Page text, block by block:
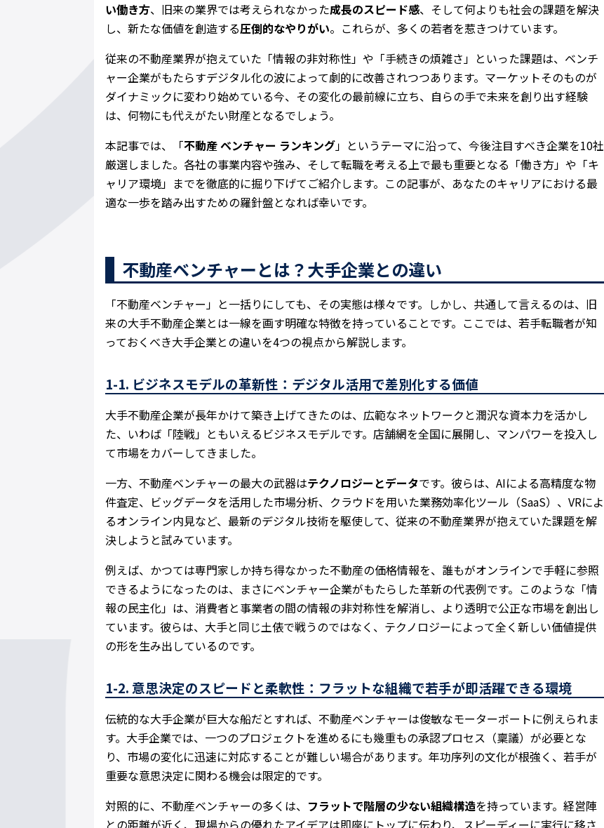
い働き方、旧来の業界では考えられなかった成長のスピード感、そして何よりも社会の課題を解決
し、新たな価値を創造する圧倒的なやりがい。これらが、多くの若者を惹きつけています。
従来の不動産業界が抱えていた「情報の非対称性」や「手続きの煩雑さ」といった課題は、ベンチ
ャー企業がもたらすデジタル化の波によって劇的に改善されつつあります。マーケットそのものが
ダイナミックに変わり始めている今、その変化の最前線に立ち、自らの手で未来を創り出す経験
は、何物にも代えがたい財産となるでしょう。
本記事では、「不動産 ベンチャー ランキング」というテーマに沿って、今後注目すべき企業を10社
厳選しました。各社の事業内容や強み、そして転職を考える上で最も重要となる「働き方」や「キ
ャリア環境」までを徹底的に掘り下げてご紹介します。この記事が、あなたのキャリアにおける最
適な一歩を踏み出すための羅針盤となれば幸いです。
不動産ベンチャーとは？大手企業との違い
「不動産ベンチャー」と一括りにしても、その実態は様々です。しかし、共通して言えるのは、旧
来の大手不動産企業とは一線を画す明確な特徴を持っていることです。ここでは、若手転職者が知
っておくべき大手企業との違いを4つの視点から解説します。
1-1. ビジネスモデルの革新性：デジタル活用で差別化する価値
大手不動産企業が長年かけて築き上げてきたのは、広範なネットワークと潤沢な資本力を活かし
た、いわば「陸戦」ともいえるビジネスモデルです。店舗網を全国に展開し、マンパワーを投入し
て市場をカバーしてきました。
一方、不動産ベンチャーの最大の武器はテクノロジーとデータです。彼らは、AIによる高精度な物
件査定、ビッグデータを活用した市場分析、クラウドを用いた業務効率化ツール（SaaS）、VRによ
るオンライン内見など、最新のデジタル技術を駆使して、従来の不動産業界が抱えていた課題を解
決しようと試みています。
例えば、かつては専門家しか持ち得なかった不動産の価格情報を、誰もがオンラインで手軽に参照
できるようになったのは、まさにベンチャー企業がもたらした革新の代表例です。このような「情
報の民主化」は、消費者と事業者の間の情報の非対称性を解消し、より透明で公正な市場を創出し
ています。彼らは、大手と同じ土俵で戦うのではなく、テクノロジーによって全く新しい価値提供
の形を生み出しているのです。
1-2. 意思決定のスピードと柔軟性：フラットな組織で若手が即活躍できる環境
伝統的な大手企業が巨大な船だとすれば、不動産ベンチャーは俊敏なモーターボートに例えられま
す。大手企業では、一つのプロジェクトを進めるにも幾重もの承認プロセス（稟議）が必要とな
り、市場の変化に迅速に対応することが難しい場合があります。年功序列の文化が根強く、若手が
重要な意思決定に関わる機会は限定的です。
対照的に、不動産ベンチャーの多くは、 フラットで階層の少ない組織構造を持っています。経営陣